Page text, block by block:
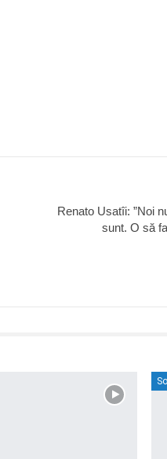
Renato Usatîi: ”Noi
sunt. O să